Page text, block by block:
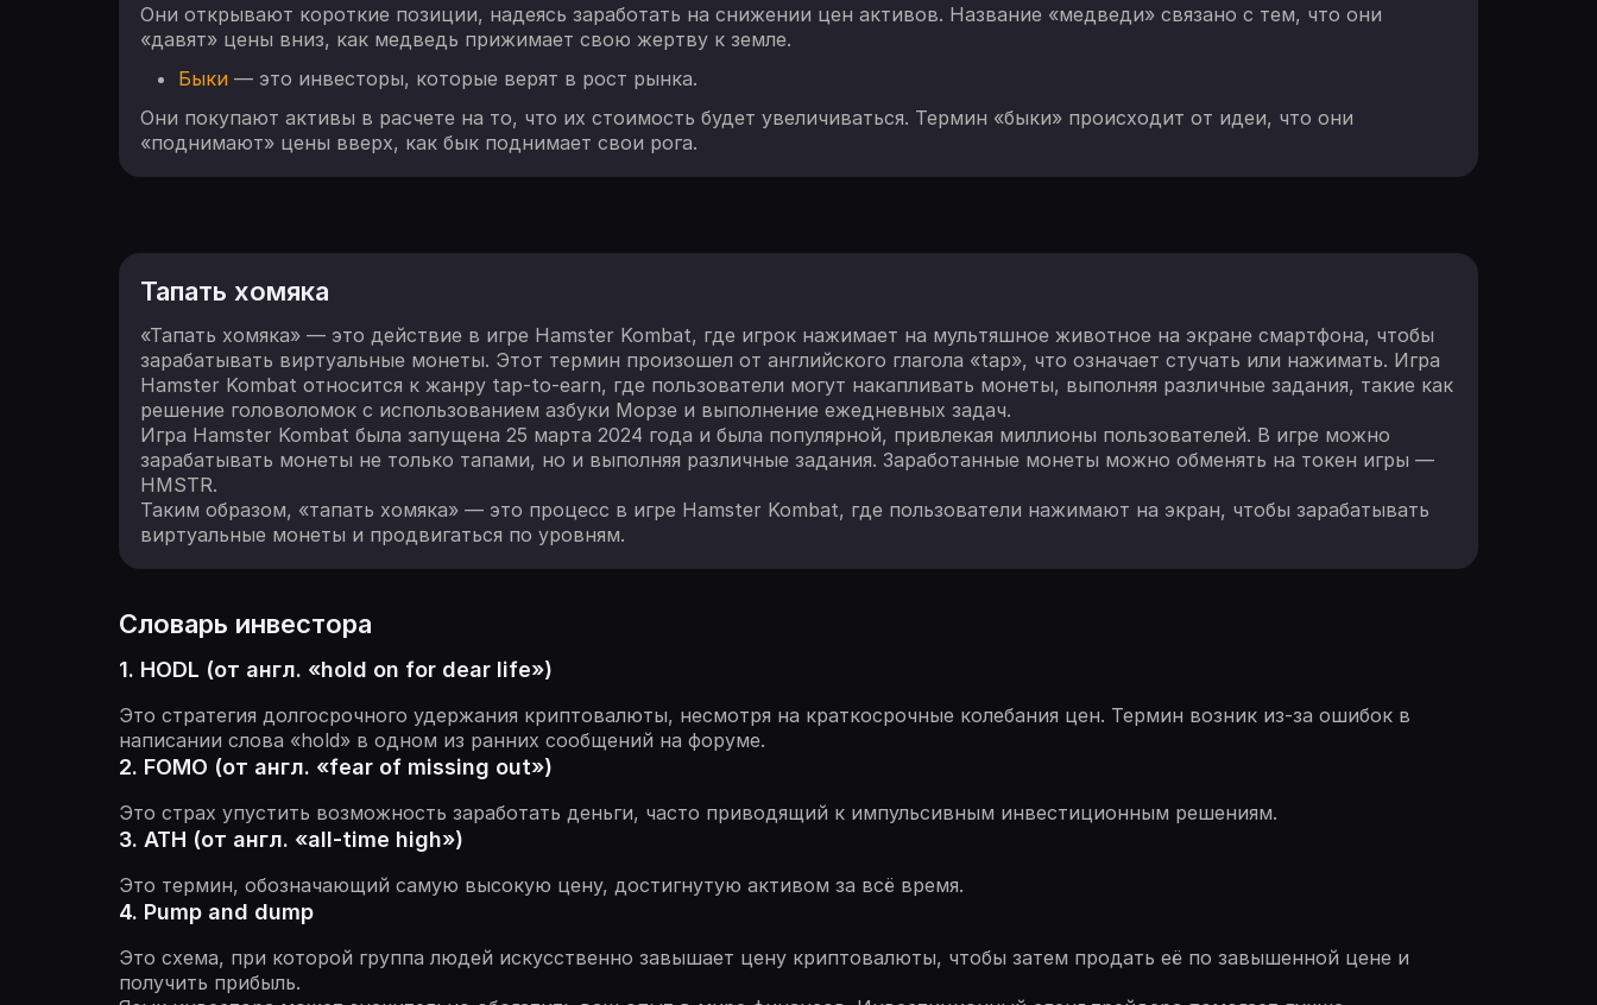
Они открывают короткие позиции, надеясь заработать на снижении цен активов. Название «медведи» связано с тем, что они
«давят» цены вниз, как медведь прижимает свою жертву к земле.
Быки — это инвесторы, которые верят в рост рынка.
Они покупают активы в расчете на то, что их стоимость будет увеличиваться. Термин «быки» происходит от идеи, что они
«поднимают» цены вверх, как бык поднимает свои рога.
Тапать хомяка
«Тапать хомяка» — это действие в игре Hamster Kombat, где игрок нажимает на мультяшное животное на экране смартфона, чтобы
зарабатывать виртуальные монеты. Этот термин произошел от английского глагола «tap», что означает стучать или нажимать. Игра
Hamster Kombat относится к жанру tap-to-earn, где пользователи могут накапливать монеты, выполняя различные задания, такие как
решение головоломок с использованием азбуки Морзе и выполнение ежедневных задач.
Игра Hamster Kombat была запущена 25 марта 2024 года и была популярной, привлекая миллионы пользователей. В игре можно
зарабатывать монеты не только тапами, но и выполняя различные задания. Заработанные монеты можно обменять на токен игры —
HMSTR.
Таким образом, «тапать хомяка» — это процесс в игре Hamster Kombat, где пользователи нажимают на экран, чтобы зарабатывать
виртуальные монеты и продвигаться по уровням.
Словарь инвестора
1. HODL (от англ. «hold on for dear life»)
Это стратегия долгосрочного удержания криптовалюты, несмотря на краткосрочные колебания цен. Термин возник из-за ошибок в
написании слова «hold» в одном из ранних сообщений на форуме.
2. FOMO (от англ. «fear of missing out»)
Это страх упустить возможность заработать деньги, часто приводящий к импульсивным инвестиционным решениям.
3. ATH (от англ. «all-time high»)
Это термин, обозначающий самую высокую цену, достигнутую активом за всё время.
4. Pump and dump
Это схема, при которой группа людей искусственно завышает цену криптовалюты, чтобы затем продать её по завышенной цене и
получить прибыль.